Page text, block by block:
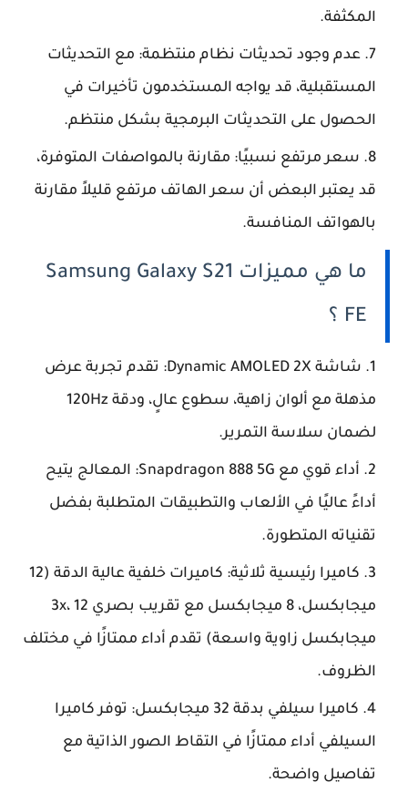
المكثفة.
عدم وجود تحديثات نظام منتظمة: مع التحديثات
المستقبلية، قد يواجه المستخدمون تأخيرات في
الحصول على التحديثات البرمجية بشكل منتظم.
سعر مرتفع نسبيًا: مقارنة بالمواصفات المتوفرة،
قد يعتبر البعض أن سعر الهاتف مرتفع قليلاً مقارنة
بالهواتف المنافسة.
ما هي مميزات Samsung Galaxy S21
FE ؟
شاشة Dynamic AMOLED 2X: تقدم تجربة عرض
مذهلة مع ألوان زاهية، سطوع عالٍ، ودقة 120Hz
لضمان سلاسة التمرير.
أداء قوي مع Snapdragon 888 5G: المعالج يتيح
أداءً عاليًا في الألعاب والتطبيقات المتطلبة بفضل
تقنياته المتطورة.
كاميرا رئيسية ثلاثية: كاميرات خلفية عالية الدقة (12
ميجابكسل، 8 ميجابكسل مع تقريب بصري 3x، 12
ميجابكسل زاوية واسعة) تقدم أداء ممتازًا في مختلف
الظروف.
كاميرا سيلفي بدقة 32 ميجابكسل: توفر كاميرا
السيلفي أداء ممتازًا في التقاط الصور الذاتية مع
تفاصيل واضحة.